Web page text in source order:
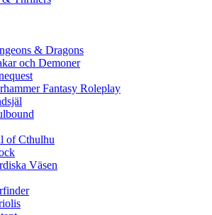
& Dragons
och Demoner
Fantasy Roleplay
of Cthulhu
Väsen